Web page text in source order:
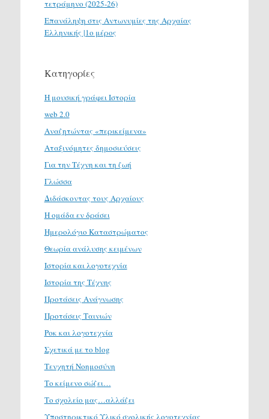
τετράμηνο (2025-26)
Επανάληψη στις Αντωνυμίες της Αρχαίας
Ελληνικής |1ο μέρος
Κατηγορίες
H μουσική γράφει Ιστορία
web 2.0
Αναζητώντας «περικείμενα»
Αταξινόμητες δημοσιεύσεις
Για την Τέχνη και τη ζωή
Γλώσσα
Διδάσκοντας τους Αρχαίους
Η ομάδα εν δράσει
Ημερολόγιο Καταστρώματος
Θεωρία ανάλυσης κειμένων
Ιστορία και λογοτεχνία
Ιστορία της Τέχνης
Προτάσεις Ανάγνωσης
Προτάσεις Ταινιών
Ροκ και λογοτεχνία
Σχετικά με το blog
Τενχητή Νοημοσύνη
Το κείμενο σώζει…
Το σχολείο μας…αλλάζει
Υποστηρικτικό Υλικό σχολικής λογοτεχνίας